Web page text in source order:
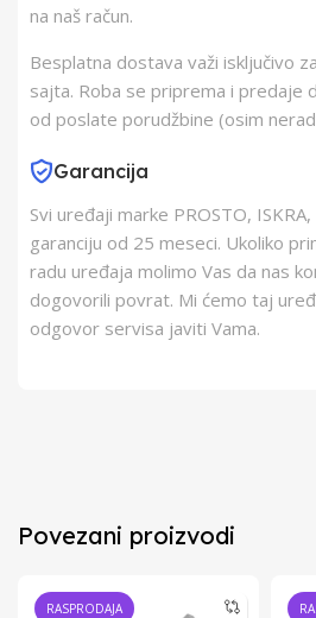
na naš račun.
Besplatna dostava važi isključivo
sajta. Roba se priprema i predaje
od poslate porudžbine (osim
Garancija
Svi uređaji marke PROSTO,
garanciju od 25 meseci. Ukoliko
radu uređaja molimo Vas da nas
dogovorili povrat. Mi ćemo taj
odgovor servisa javiti Vama.
Povezani proizvodi
RASPRODAJA